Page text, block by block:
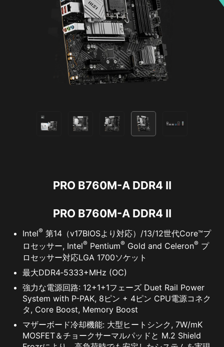
PRO B760M-A DDR4 II
PRO B760M-A DDR4 II
Intel® 第14（v17BIOSより対応）/13/12世代Core™プ
ロセッサー, Intel® Pentium® Gold and Celeron® プ
ロセッサー対応LGA 1700ソケット
最大DDR4‐5333+MHz (OC)
強力な電源回路: 12+1+1フェーズ Duet Rail Power
System with P-PAK, 8ピン + 4ピン CPU電源コネク
タ, Core Boost, Memory Boost
マザーボード冷却機能: 大型ヒートシンク, 7W/mK
MOSFET＆チョークサーマルパッドと M.2 Shield